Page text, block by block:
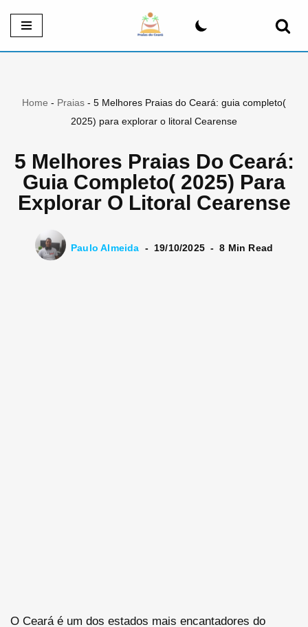
Pular
para
Home - Praias - 5 Melhores Praias do Ceará: guia completo(
2025) para explorar o litoral Cearense
5 Melhores Praias Do Ceará:
Guia Completo( 2025) Para
Explorar O Litoral Cearense
Paulo Almeida 19/10/2025 8 Min Read
O Ceará é um dos estados mais encantadores do